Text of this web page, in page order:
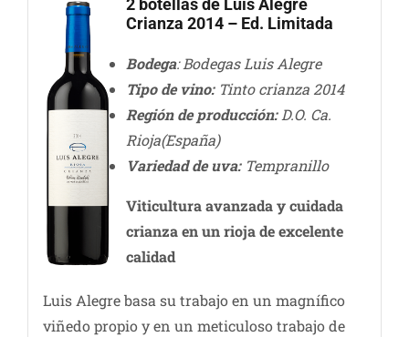
2 botellas de Luis Alegre
Crianza 2014 – Ed. Limitada
Bodega: Bodegas Luis Alegre
Tipo de vino:Tinto crianza 2014
Región de producción:D.O. Ca.
Rioja(España)
Variedad de uva:Tempranillo
Viticultura avanzada y cuidada
crianza en un rioja de excelente
calidad
Luis Alegre basa su trabajo en un magnífico
viñedo propio y en un meticuloso trabajo de